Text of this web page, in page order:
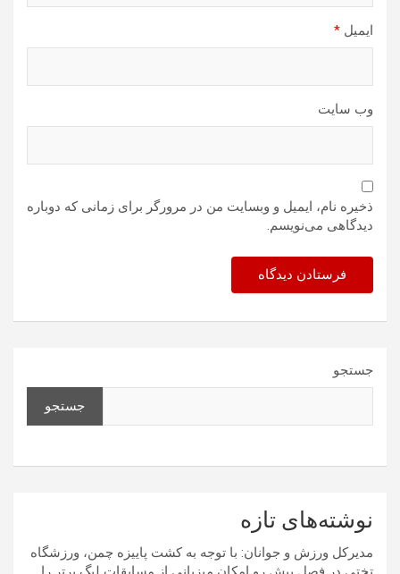
ایمیل *
وب‌ سایت
ذخیره نام، ایمیل و وبسایت من در مرورگر برای زمانی که دوباره
دیدگاهی می‌نویسم.
جستجو
جستجو
نوشته‌های تازه
مدیرکل ورزش و جوانان: با توجه به کشت پاییزه چمن، ورزشگاه